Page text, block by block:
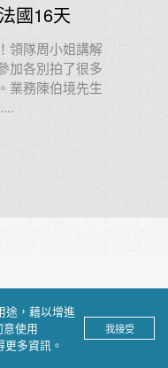
東澳11天
分 1億分
攻略與文
途，藉以增進
使用
更多資訊。
我接受